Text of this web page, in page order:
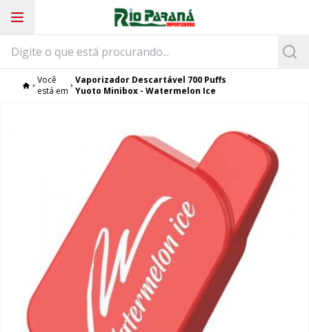
Você
está em
Vaporizador Descartável 700 Puffs
Yuoto Minibox - Watermelon Ice